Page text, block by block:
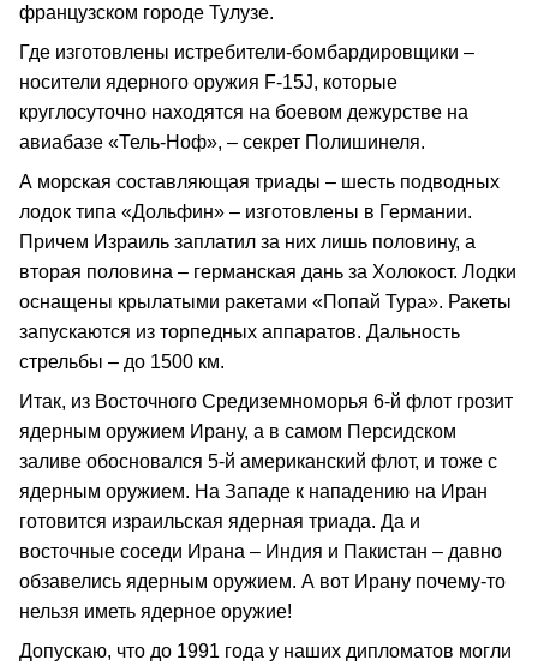
французском городе Тулузе.
Где изготовлены истребители-бомбардировщики –
носители ядерного оружия F-15J, которые
круглосуточно находятся на боевом дежурстве на
авиабазе «Тель-Ноф», – секрет Полишинеля.
А морская составляющая триады – шесть подводных
лодок типа «Дольфин» – изготовлены в Германии.
Причем Израиль заплатил за них лишь половину, а
вторая половина – германская дань за Холокост. Лодки
оснащены крылатыми ракетами «Попай Тура». Ракеты
запускаются из торпедных аппаратов. Дальность
стрельбы – до 1500 км.
Итак, из Восточного Средиземноморья 6-й флот грозит
ядерным оружием Ирану, а в самом Персидском
заливе обосновался 5-й американский флот, и тоже с
ядерным оружием. На Западе к нападению на Иран
готовится израильская ядерная триада. Да и
восточные соседи Ирана – Индия и Пакистан – давно
обзавелись ядерным оружием. А вот Ирану почему-то
нельзя иметь ядерное оружие!
Допускаю, что до 1991 года у наших дипломатов могли